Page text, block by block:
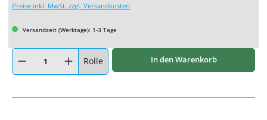
Preise inkl. MwSt. zzgl. Versandkosten
Versandzeit (Werktage): 1-3 Tage
Produkt Anzahl: Gib den gewünschten Wert ein oder benutze die Schaltflächen
Rolle In den Warenkorb